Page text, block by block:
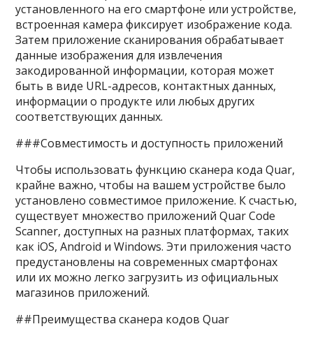
установленного на его смартфоне или устройстве,
встроенная камера фиксирует изображение кода.
Затем приложение сканирования обрабатывает
данные изображения для извлечения
закодированной информации, которая может
быть в виде URL-адресов, контактных данных,
информации о продукте или любых других
соответствующих данных.
###Совместимость и доступность приложений
Чтобы использовать функцию сканера кода Quar,
крайне важно, чтобы на вашем устройстве было
установлено совместимое приложение. К счастью,
существует множество приложений Quar Code
Scanner, доступных на разных платформах, таких
как iOS, Android и Windows. Эти приложения часто
предустановлены на современных смартфонах
или их можно легко загрузить из официальных
магазинов приложений.
##Преимущества сканера кодов Quar